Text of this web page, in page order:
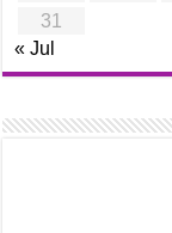
31
« Jul